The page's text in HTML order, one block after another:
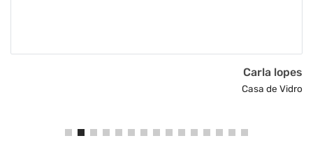
Carla lopes
Casa de Vidro